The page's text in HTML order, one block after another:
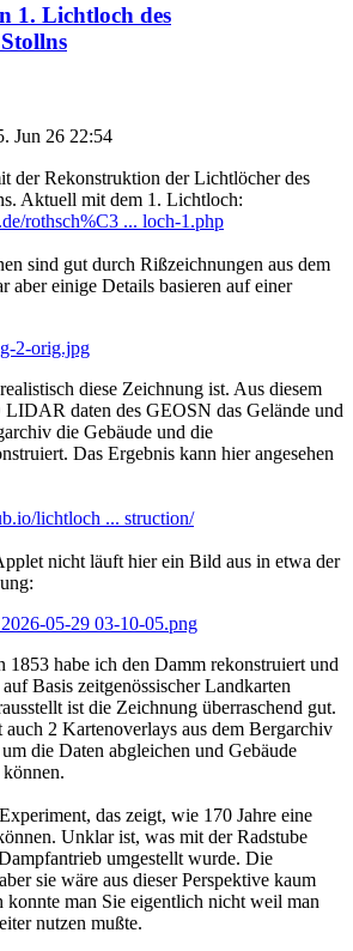
1. Lichtloch des
Jun 26 22:54
der Rekonstruktion der Lichtlöcher des
Aktuell mit dem 1. Lichtloch:
rothsch%C3 ... loch-1.php
sind gut durch Rißzeichnungen aus dem
aber einige Details basieren auf einer
diese Zeichnung ist. Aus diesem
daten des GEOSN das Gelände und
die Gebäude und die
Das Ergebnis kann hier angesehen
lichtloch ... struction/
nicht läuft hier ein Bild aus in etwa der
1853 habe ich den Damm rekonstruiert und
Basis zeitgenössischer Landkarten
ist die Zeichnung überraschend gut.
2 Kartenoverlays aus dem Bergarchiv
die Daten abgleichen und Gebäude
das zeigt, wie 170 Jahre eine
Unklar ist, was mit der Radstube
umgestellt wurde. Die
sie wäre aus dieser Perspektive kaum
konnte man Sie eigentlich nicht weil man
nutzen mußte.